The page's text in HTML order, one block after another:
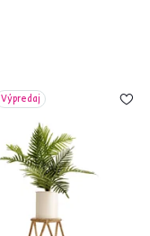
Výpredaj